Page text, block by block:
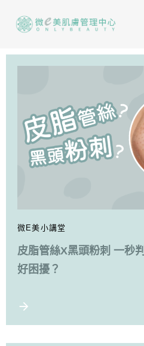
微E美小講堂
皮脂管絲X黑頭粉刺 一秒
好困擾？